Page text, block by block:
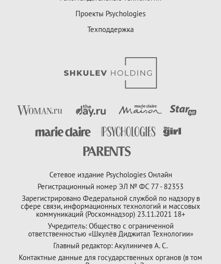
Проекты Psychologies
Техподдержка
Сетевое издание Psychologies Онлайн
Регистрационный номер ЭЛ № ФС 77 - 82353
Зарегистрировано Федеральной службой по надзору в
сфере связи, информационных технологий и массовых
коммуникаций (Роскомнадзор) 23.11.2021 18+
Учредитель: Общество с ограниченной
ответственностью «Шкулёв Диджитал Технологии»
Главный редактор: Акулиничев А. С.
Контактные данные для государственных органов (в том